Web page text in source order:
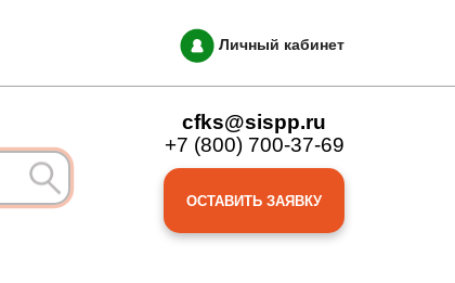
Личный кабинет
cfks@sispp.ru
+7 (800) 700-37-69
ОСТАВИТЬ ЗАЯВКУ